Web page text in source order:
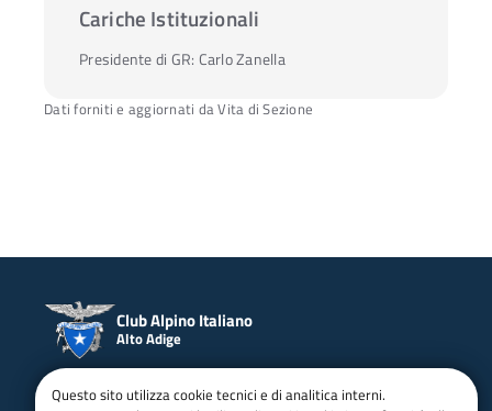
Cariche Istituzionali
Presidente di GR: Carlo Zanella
Dati forniti e aggiornati da Vita di Sezione
Club Alpino Italiano
Alto Adige
email:segreteria@caialtoadige.it
Questo sito utilizza cookie tecnici e di analitica interni.